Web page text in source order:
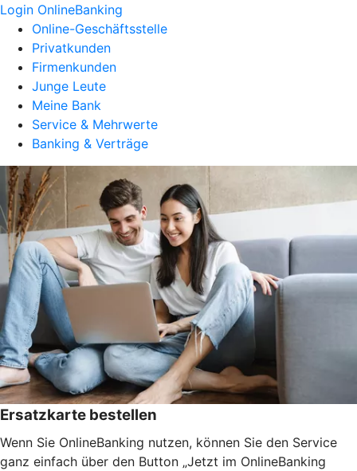
Login OnlineBanking
Online-Geschäftsstelle
Privatkunden
Firmenkunden
Junge Leute
Meine Bank
Service & Mehrwerte
Banking & Verträge
Ersatzkarte bestellen
Wenn Sie OnlineBanking nutzen, können Sie den Service
ganz einfach über den Button „Jetzt im OnlineBanking